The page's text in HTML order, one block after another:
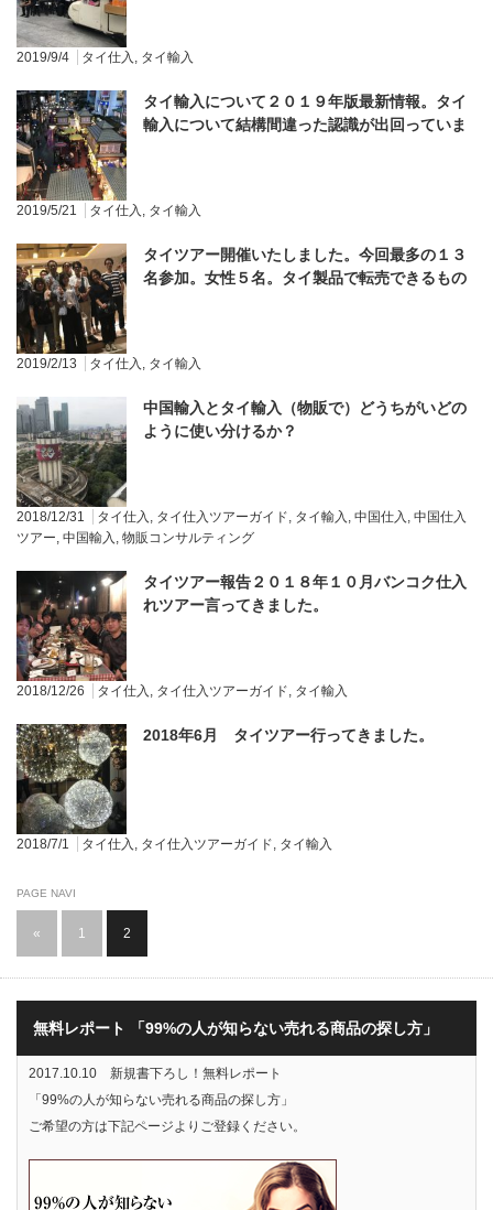
2019/9/4 タイ仕入 , タイ輸入
タイ輸入について２０１９年版最新情報。タイ
輸入について結構間違った認識が出回っていま
2019/5/21 タイ仕入 , タイ輸入
タイツアー開催いたしました。今回最多の１３
名参加。女性５名。タイ製品で転売できるもの
2019/2/13 タイ仕入 , タイ輸入
中国輸入とタイ輸入（物販で）どうちがいどの
ように使い分けるか？
2018/12/31 タイ仕入 , タイ仕入ツアーガイド, タイ輸入 , 中国仕入 , 中国仕入
ツアー, 中国輸入 , 物販コンサルティング
タイツアー報告２０１８年１０月バンコク仕入
れツアー言ってきました。
2018/12/26 タイ仕入 , タイ仕入ツアーガイド, タイ輸入
2018年6月 タイツアー行ってきました。
2018/7/1 タイ仕入 , タイ仕入ツアーガイド, タイ輸入
PAGE NAVI
« 1 2
無料レポート 「99%の人が知らない売れる商品の探し方」
2017.10.10 新規書下ろし！無料レポート
「99%の人が知らない売れる商品の探し方」
ご希望の方は下記ページよりご登録ください。